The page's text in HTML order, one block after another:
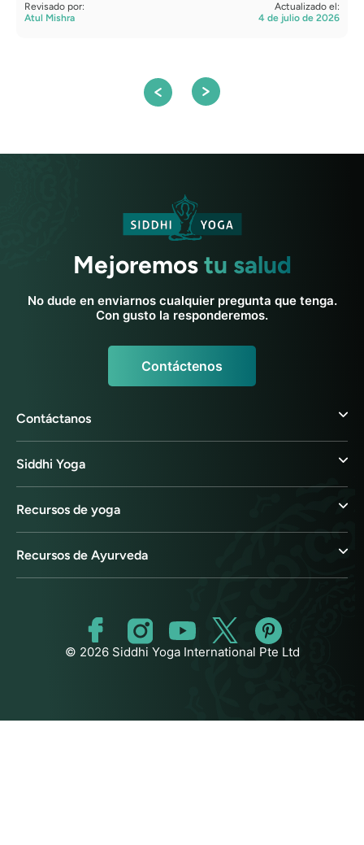
Revisado por:
Atul Mishra
Actualizado el:
4 de julio de 2026
Mejoremostu salud
No dude en enviarnos cualquier pregunta que tenga.
Con gusto la responderemos.
Contáctenos
Contáctanos
Siddhi Yoga
Recursos de yoga
Recursos de Ayurveda
© 2026 Siddhi Yoga International Pte Ltd